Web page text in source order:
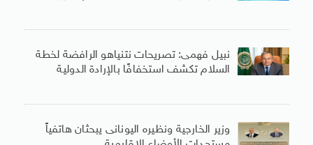
نبيل فهمى: تصريحات نتنياهو الرافضة لخطة
السلام تكشف استخفافًا بالإرادة الدولية
وزير الخارجية ونظيره اليونانى يبحثان هاتفياً